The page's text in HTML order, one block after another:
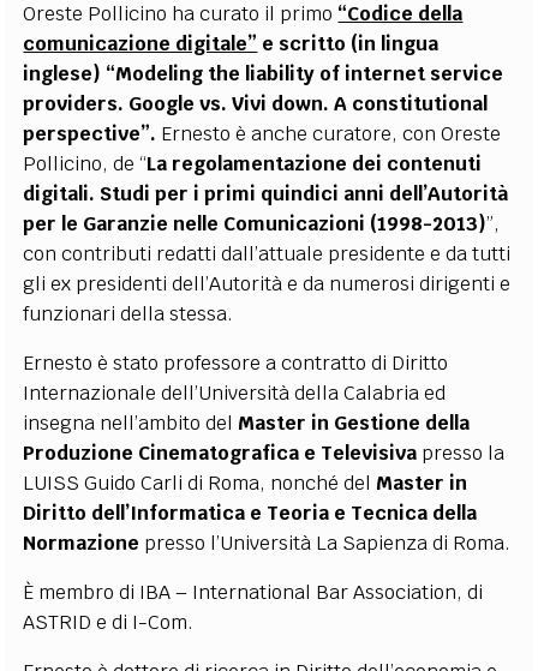
Oreste Pollicino ha curato il primo “Codice della
comunicazione digitale” e scritto (in lingua
inglese) “Modeling the liability of internet service
providers. Google vs. Vivi down. A constitutional
perspective”. Ernesto è anche curatore, con Oreste
Pollicino, de “La regolamentazione dei contenuti
digitali. Studi per i primi quindici anni dell’Autorità
per le Garanzie nelle Comunicazioni (1998-2013)”,
con contributi redatti dall’attuale presidente e da tutti
gli ex presidenti dell’Autorità e da numerosi dirigenti e
funzionari della stessa.
Ernesto è stato professore a contratto di Diritto
Internazionale dell’Università della Calabria ed
insegna nell’ambito del Master in Gestione della
Produzione Cinematografica e Televisiva presso la
LUISS Guido Carli di Roma, nonché del Master in
Diritto dell’Informatica e Teoria e Tecnica della
Normazione presso l’Università La Sapienza di Roma.
È membro di IBA – International Bar Association, di
ASTRID e di I-Com.